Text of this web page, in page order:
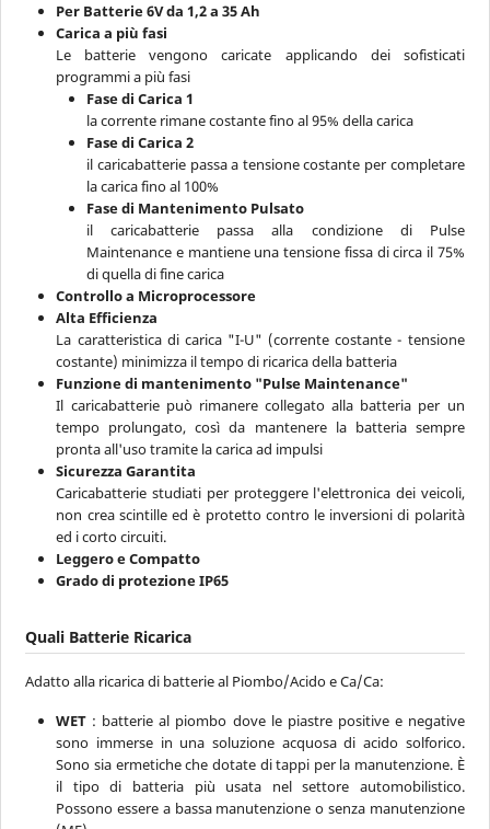
Per Batterie 6V da 1,2 a 35 Ah
Carica a più fasi
Le batterie vengono caricate applicando dei sofisticati
programmi a più fasi
Fase di Carica 1
la corrente rimane costante fino al 95% della carica
Fase di Carica 2
il caricabatterie passa a tensione costante per completare
la carica fino al 100%
Fase di Mantenimento Pulsato
il caricabatterie passa alla condizione di Pulse
Maintenance e mantiene una tensione fissa di circa il 75%
di quella di fine carica
Controllo a Microprocessore
Alta Efficienza
La caratteristica di carica "I-U" (corrente costante - tensione
costante) minimizza il tempo di ricarica della batteria
Funzione di mantenimento "Pulse Maintenance"
Il caricabatterie può rimanere collegato alla batteria per un
tempo prolungato, così da mantenere la batteria sempre
pronta all'uso tramite la carica ad impulsi
Sicurezza Garantita
Caricabatterie studiati per proteggere l'elettronica dei veicoli,
non crea scintille ed è protetto contro le inversioni di polarità
ed i corto circuiti.
Leggero e Compatto
Grado di protezione IP65
Quali Batterie Ricarica
Adatto alla ricarica di batterie al Piombo/Acido e Ca/Ca:
WET : batterie al piombo dove le piastre positive e negative
sono immerse in una soluzione acquosa di acido solforico.
Sono sia ermetiche che dotate di tappi per la manutenzione. È
il tipo di batteria più usata nel settore automobilistico.
Possono essere a bassa manutenzione o senza manutenzione